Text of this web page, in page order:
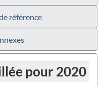
référence
pour 2020